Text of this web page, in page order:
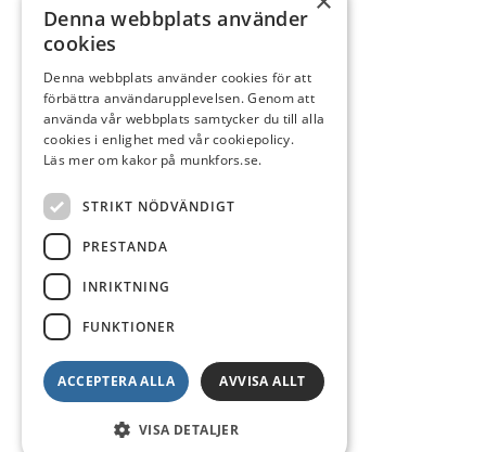
Denna webbplats använder
cookies
Denna webbplats använder cookies för att
förbättra användarupplevelsen. Genom att
använda vår webbplats samtycker du till alla
cookies i enlighet med vår cookiepolicy.
Läs mer om kakor på munkfors.se.
STRIKT NÖDVÄNDIGT
PRESTANDA
INRIKTNING
FUNKTIONER
ACCEPTERA ALLA AVVISA ALLT
VISA DETALJER